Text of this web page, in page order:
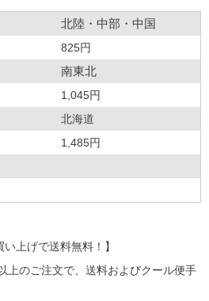
北陸・中部・中国
825円
南東北
1,045円
北海道
1,485円
上げで送料無料！】
上のご注文で、送料およびクール便手